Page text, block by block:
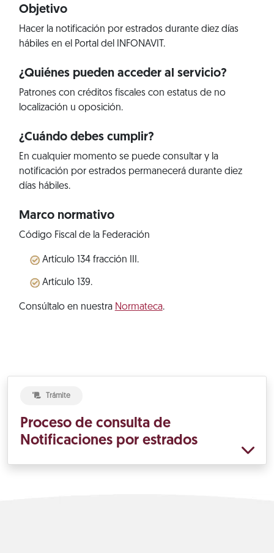
Objetivo
Hacer la notificación por estrados durante diez días
hábiles en el Portal del INFONAVIT.
¿Quiénes pueden acceder al servicio?
Patrones con créditos fiscales con estatus de no
localización u oposición.
¿Cuándo debes cumplir?
En cualquier momento se puede consultar y la
notificación por estrados permanecerá durante diez
días hábiles.
Marco normativo
Código Fiscal de la Federación
Artículo 134 fracción III.
Artículo 139.
Consúltalo en nuestra Normateca.
Trámite
Proceso de consulta de
Notificaciones por estrados